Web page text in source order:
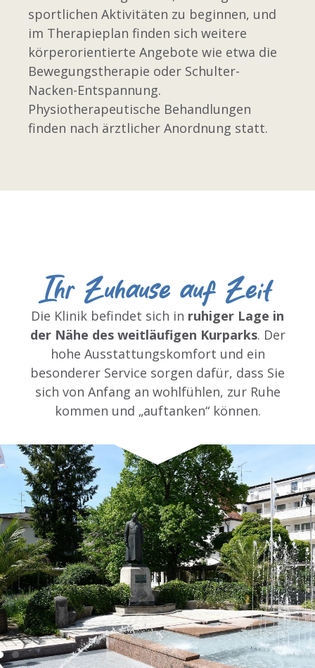
sportlichen Aktivitäten zu beginnen, und
im Therapieplan finden sich weitere
körperorientierte Angebote wie etwa die
Bewegungstherapie oder Schulter-
Nacken-Entspannung.
Physiotherapeutische Behandlungen
finden nach ärztlicher Anordnung statt.
Ihr Zuhause auf Zeit
Die Klinik befindet sich in ruhiger Lage in
der Nähe des weitläufigen Kurparks. Der
hohe Ausstattungskomfort und ein
besonderer Service sorgen dafür, dass Sie
sich von Anfang an wohlfühlen, zur Ruhe
kommen und „auftanken“ können.